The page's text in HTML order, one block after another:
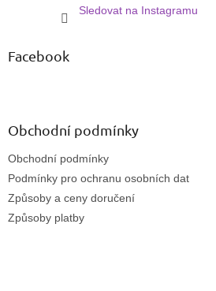
Sledovat na Instagramu
Facebook
Obchodní podmínky
Obchodní podmínky
Podmínky pro ochranu osobních dat
Způsoby a ceny doručení
Způsoby platby